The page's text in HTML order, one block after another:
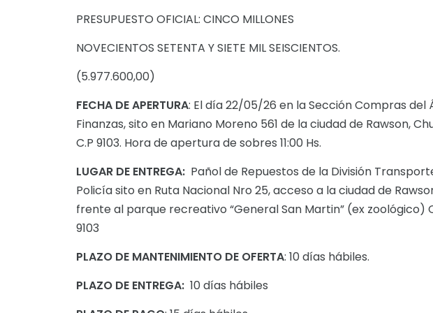
PRESUPUESTO OFICIAL: CINCO MILLONES
NOVECIENTOS SETENTA Y SIETE MIL SEISCIENTOS.
(5.977.600,00)
FECHA DE APERTURA: El día 22/05/26 en la Sección Compras del
Finanzas, sito en Mariano Moreno 561 de la ciudad de Rawson,
C.P 9103. Hora de apertura de sobres 11:00 Hs.
LUGAR DE ENTREGA: Pañol de Repuestos de la División
Policía sito en Ruta Nacional Nro 25, acceso a la ciudad de
frente al parque recreativo “General San Martin” (ex zoológico)
9103
PLAZO DE MANTENIMIENTO DE OFERTA: 10 días hábiles.
PLAZO DE ENTREGA: 10 días hábiles